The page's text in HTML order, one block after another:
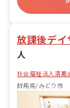
放課後デイ
人
社会福祉法人清鳳
群馬県/みどり市